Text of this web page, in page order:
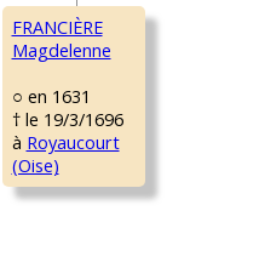
FRANCIÈRE
Magdelenne
○ en 1631
† le 19/3/1696
à Royaucourt
(Oise)